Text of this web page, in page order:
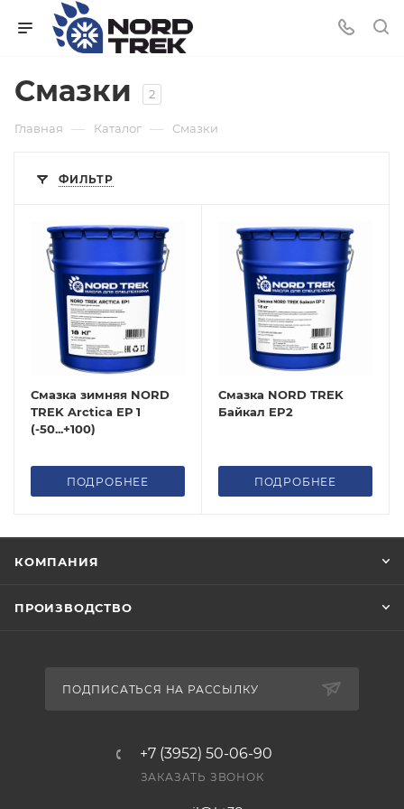
Смазки 2
Главная — Каталог — Смазки
ФИЛЬТР
Смазка зимняя NORD
TREK Arctica ЕР 1
(-50...+100)
ПОДРОБНЕЕ
Смазка NORD TREK
Байкал EP2
ПОДРОБНЕЕ
КОМПАНИЯ
ПРОИЗВОДСТВО
ПОДПИСАТЬСЯ НА РАССЫЛКУ
+7 (3952) 50-06-90
ЗАКАЗАТЬ ЗВОНОК